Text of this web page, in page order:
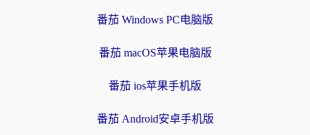
番茄 Windows PC电脑版
番茄 macOS苹果电脑版
番茄 ios苹果手机版
番茄 Android安卓手机版